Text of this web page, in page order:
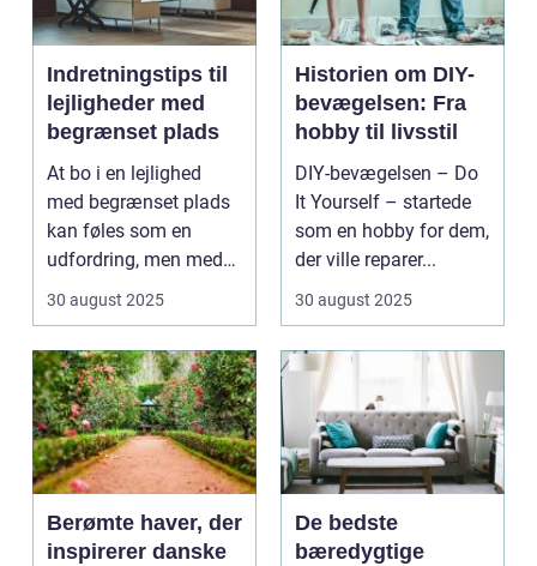
Indretningstips til
lejligheder med
begrænset plads
At bo i en lejlighed
med begrænset plads
kan føles som en
udfordring, men med
de rette ...
30 august 2025
Historien om DIY-
bevægelsen: Fra
hobby til livsstil
DIY-bevægelsen – Do
It Yourself – startede
som en hobby for dem,
der ville reparer...
30 august 2025
Berømte haver, der
inspirerer danske
De bedste
bæredygtige